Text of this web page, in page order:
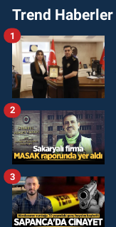
Trend Haberler
1
2
3